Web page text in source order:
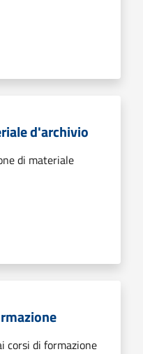
d'archivio
di materiale
corsi di formazione